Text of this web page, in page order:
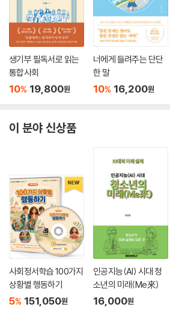
생기부 필독서로 읽는
통합사회
10% 19,800원
너에게 들려주는 단단
한 말
10% 16,200원
이 분야 신상품
사회정서학습 100가지
상황별 행동하기
5% 151,050원
인공지능(AI) 시대 청
소년의 미래(Me來)
16,000원